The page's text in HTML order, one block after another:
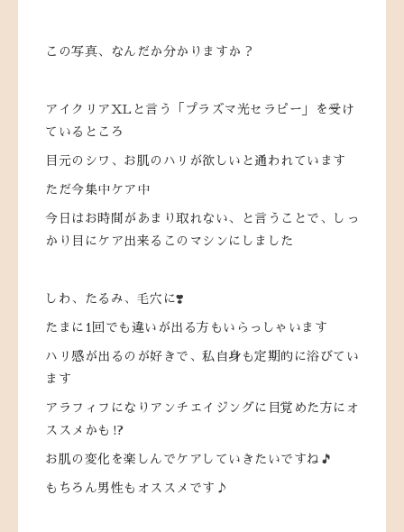
この写真、なんだか分かりますか？
アイクリアXLと言う「プラズマ光セラピー」を受け
ているところ
目元のシワ、お肌のハリが欲しいと通われています
ただ今集中ケア中
今日はお時間があまり取れない、と言うことで、しっ
かり目にケア出来るこのマシンにしました
しわ、たるみ、毛穴に❣️
たまに1回でも違いが出る方もいらっしゃいます
ハリ感が出るのが好きで、私自身も定期的に浴びてい
ます
アラフィフになりアンチエイジングに目覚めた方にオ
ススメかも⁉️
お肌の変化を楽しんでケアしていきたいですね🎵
もちろん男性もオススメです♪